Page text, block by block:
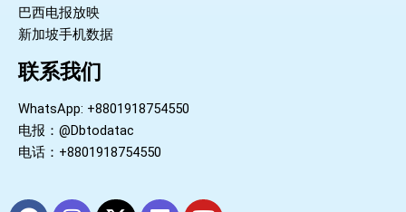
巴西电报放映
新加坡手机数据
联系我们
WhatsApp: +8801918754550
电报：@Dbtodatac
电话：+8801918754550